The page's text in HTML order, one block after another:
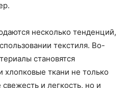
несколько тенденций,
текстиля. Во-
становятся
ткани не только
и легкость, но и